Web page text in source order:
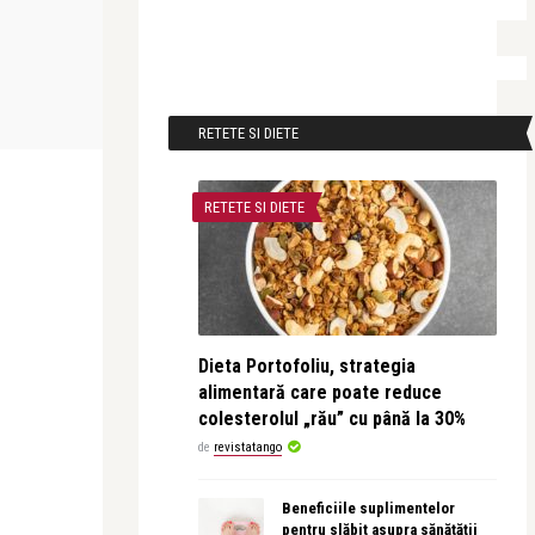
RETETE SI DIETE
RETETE SI DIETE
Dieta Portofoliu, strategia
alimentară care poate reduce
colesterolul „rău” cu până la 30%
de revistatango
Beneficiile suplimentelor
pentru slăbit asupra sănătății